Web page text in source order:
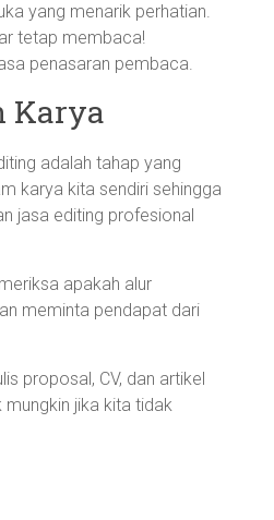
yang menarik perhatian.
tetap membaca!
penasaran pembaca.
Karya
adalah tahap yang
karya kita sendiri sehingga
jasa editing profesional
apakah alur
meminta pendapat dari
proposal, CV, dan artikel
jika kita tidak